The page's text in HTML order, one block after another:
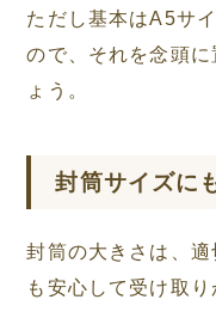
ただし基本はA5サ
ので、それを念頭
ょう。
封筒サイズに
封筒の大きさは、
も安心して受け取り